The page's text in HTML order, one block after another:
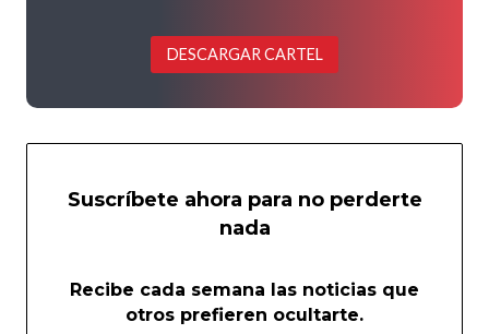
DESCARGAR CARTEL
Suscríbete ahora para no perderte
nada
Recibe cada semana las noticias que
otros prefieren ocultarte.